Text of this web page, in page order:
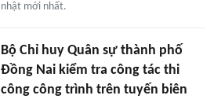
nhật mới nhất.
Bộ Chỉ huy Quân sự thành phố
Đồng Nai kiểm tra công tác thi
công công trình trên tuyến biên